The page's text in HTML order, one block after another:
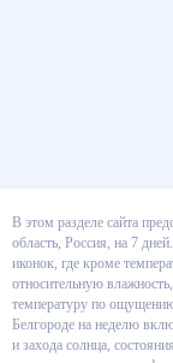
В этом разделе сайта
Белгородская
в виде графиков и
узнать вероятность
давление,
д. Помимо основных
включает